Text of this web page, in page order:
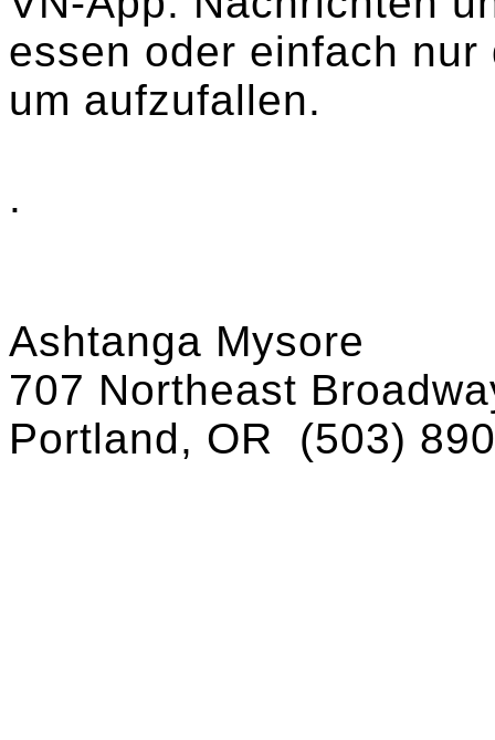
essen oder einfach
um aufzufallen.
.
Ashtanga Mysore
707 Northeast
Portland, OR
(503)